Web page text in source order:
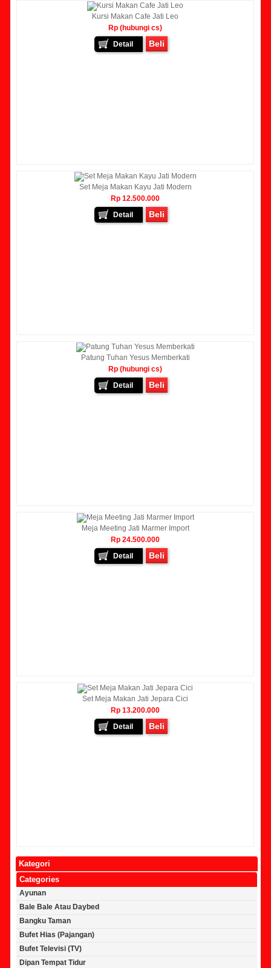
Kursi Makan Cafe Jati Leo
Rp (hubungi cs)
Detail
Beli
Set Meja Makan Kayu Jati Modern
Rp 12.500.000
Detail
Beli
Patung Tuhan Yesus Memberkati
Rp (hubungi cs)
Detail
Beli
Meja Meeting Jati Marmer Import
Rp 24.500.000
Detail
Beli
Set Meja Makan Jati Jepara Cici
Rp 13.200.000
Detail
Beli
Kategori
Categories
Ayunan
Bale Bale Atau Daybed
Bangku Taman
Bufet Hias (Pajangan)
Bufet Televisi (TV)
Dipan Tempat Tidur